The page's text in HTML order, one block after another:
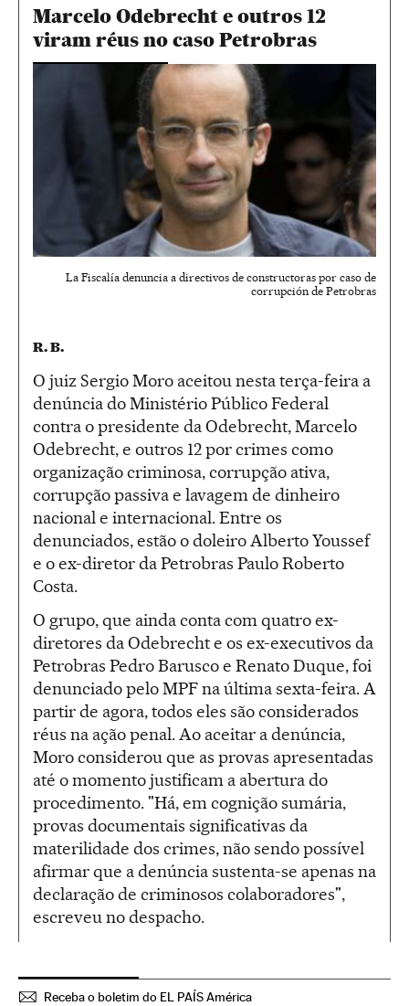
Marcelo Odebrecht e outros 12
viram réus no caso Petrobras
La Fiscalía denuncia a directivos de constructoras por caso de
corrupción de Petrobras
R. B.
O juiz Sergio Moro aceitou nesta terça-feira a
denúncia do Ministério Público Federal
contra o presidente da Odebrecht, Marcelo
Odebrecht, e outros 12 por crimes como
organização criminosa, corrupção ativa,
corrupção passiva e lavagem de dinheiro
nacional e internacional. Entre os
denunciados, estão o doleiro Alberto Youssef
e o ex-diretor da Petrobras Paulo Roberto
Costa.
O grupo, que ainda conta com quatro ex-
diretores da Odebrecht e os ex-executivos da
Petrobras Pedro Barusco e Renato Duque, foi
denunciado pelo MPF na última sexta-feira. A
partir de agora, todos eles são considerados
réus na ação penal. Ao aceitar a denúncia,
Moro considerou que as provas apresentadas
até o momento justificam a abertura do
procedimento. "Há, em cognição sumária,
provas documentais significativas da
materilidade dos crimes, não sendo possível
afirmar que a denúncia sustenta-se apenas na
declaração de criminosos colaboradores",
escreveu no despacho.
Receba o boletim do EL PAÍS América